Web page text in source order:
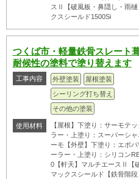
スⅡ【破風板・鼻隠し・雨樋
クスシールド1500Si
つくば市・軽量鉄骨スレート
耐候性の塗料で塗り替えます
工事内容 外壁塗装
屋根塗装
シーリング打ち替え
その他の塗装
使用材料
【屋根】下塗り：サーモテ
ラー・上塗り：スーパーシャ
ーモ【外壁】下塗り：エポパ
ーラー・上塗り：シリコン
0【軒天】マルチエースⅡ【
マックスシールド【鉄骨階段